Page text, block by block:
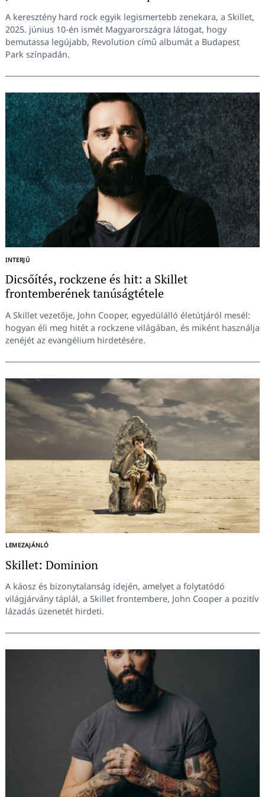
A keresztény hard rock egyik legismertebb zenekara, a Skillet,
2025. június 10-én ismét Magyarországra látogat, hogy
bemutassa legújabb, Revolution című albumát a Budapest
Park színpadán.
INTERJÚ
Dicsőítés, rockzene és hit: a Skillet
frontemberének tanúságtétele
A Skillet vezetője, John Cooper, egyedülálló életútjáról mesél:
hogyan éli meg hitét a rockzene világában, és miként használja
zenéjét az evangélium hirdetésére.
LEMEZAJÁNLÓ
Skillet: Dominion
A káosz és bizonytalanság idején, amelyet a folytatódó
világjárvány táplál, a Skillet frontembere, John Cooper a pozitív
lázadás üzenetét hirdeti.
Keresés: